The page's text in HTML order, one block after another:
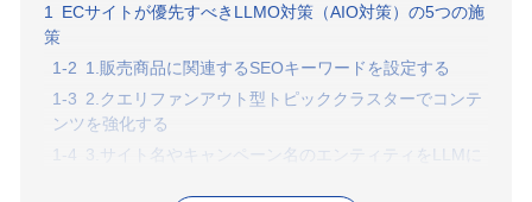
ECサイトが優先すべきLLMO対策（AIO対策）の5つの施
策
1.販売商品に関連するSEOキーワードを設定する
2.クエリファンアウト型トピッククラスターでコンテ
ンツを強化する
3.サイト名やキャンペーン名のエンティティをLLMに